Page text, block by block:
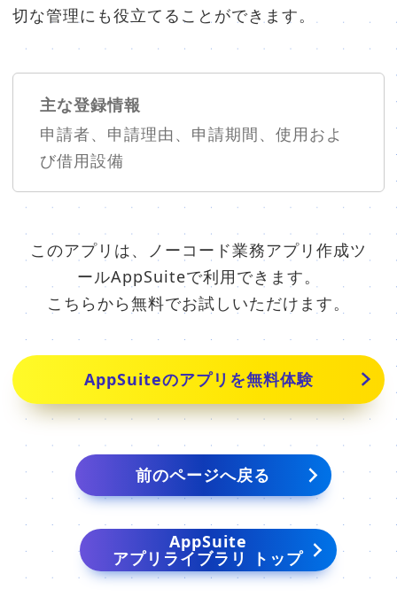
切な管理にも役立てることができます。
主な登録情報
申請者、申請理由、申請期間、使用およ
び借用設備
このアプリは、ノーコード業務アプリ作成ツ
ールAppSuiteで利用できます。
こちらから無料でお試しいただけます。
AppSuiteのアプリを無料体験
前のページへ戻る
AppSuite
アプリライブラリ トップ